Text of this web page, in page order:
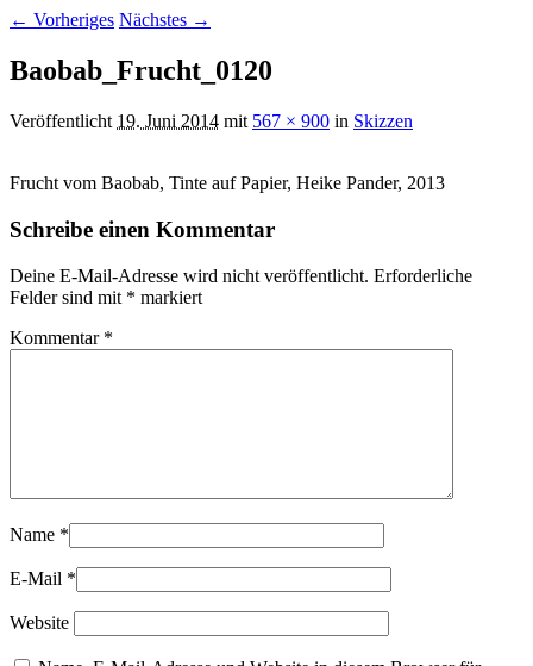
← Vorheriges Nächstes →
Baobab_Frucht_0120
Veröffentlicht 19. Juni 2014 mit 567 × 900 in Skizzen
Frucht vom Baobab, Tinte auf Papier, Heike Pander, 2013
Schreibe einen Kommentar
Deine E-Mail-Adresse wird nicht veröffentlicht. Erforderliche
Felder sind mit * markiert
Kommentar *
Name *
E-Mail *
Website